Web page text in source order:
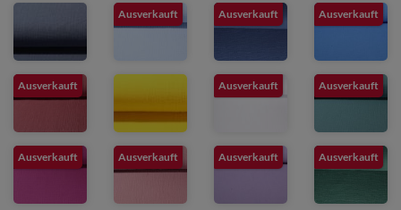
Ausverkauft Ausverkauft Ausverkauft
Ausverkauft Ausverkauft Ausverkauft
Ausverkauft Ausverkauft Ausverkauft Ausverkauft